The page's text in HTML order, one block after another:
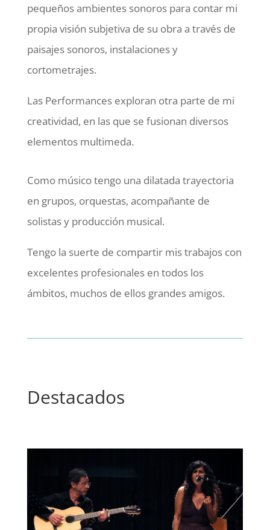
pequeños ambientes sonoros para contar mi
propia visión subjetiva de su obra a través de
paisajes sonoros, instalaciones y
cortometrajes.
Las Performances exploran otra parte de mi
creatividad, en las que se fusionan diversos
elementos multimeda.
Como músico tengo una dilatada trayectoria
en grupos, orquestas, acompañante de
solistas y producción musical.
Tengo la suerte de compartir mis trabajos con
excelentes profesionales en todos los
ámbitos, muchos de ellos grandes amigos.
Destacados